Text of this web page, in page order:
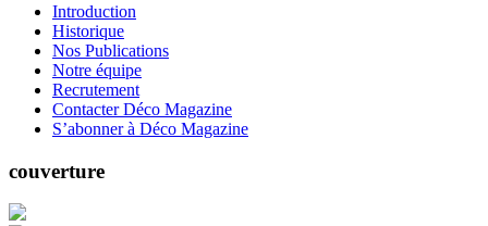
Introduction
Historique
Nos Publications
Notre équipe
Recrutement
Contacter Déco Magazine
S’abonner à Déco Magazine
couverture